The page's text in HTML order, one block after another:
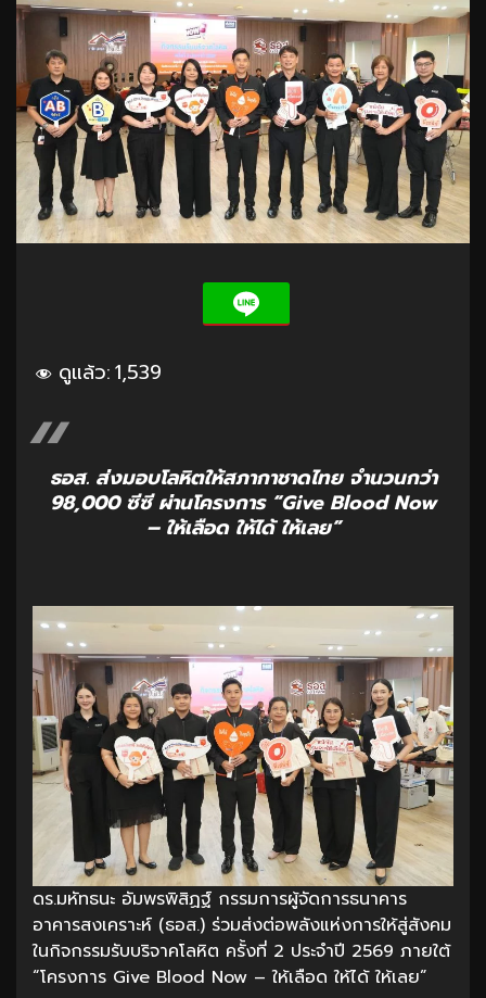
ดูแล้ว:1,539
ธอส. ส่งมอบโลหิตให้สภากาชาดไทย จำนวนกว่า
98,000 ซีซี ผ่านโครงการ “Give Blood Now
– ให้เลือด ให้ได้ ให้เลย”
ดร.มหัทธนะ อัมพรพิสิฏฐ์ กรรมการผู้จัดการธนาคาร
อาคารสงเคราะห์ (ธอส.) ร่วมส่งต่อพลังแห่งการให้สู่สังคม
ในกิจกรรมรับบริจาคโลหิต ครั้งที่ 2 ประจำปี 2569 ภายใต้
“โครงการ Give Blood Now – ให้เลือด ให้ได้ ให้เลย”